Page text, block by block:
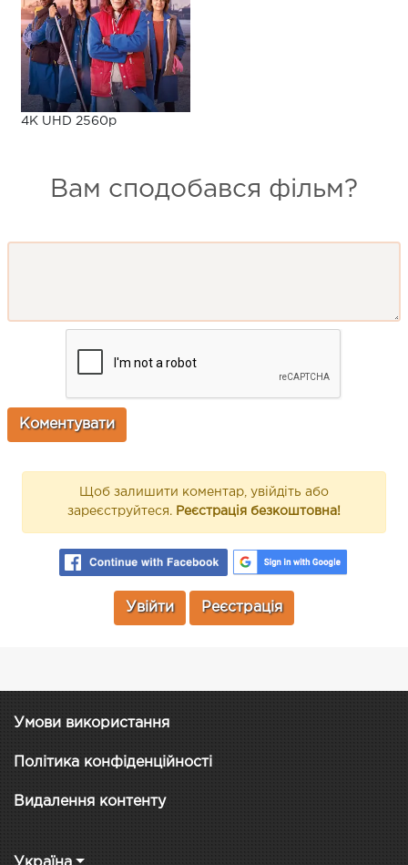
4K UHD 2560p
Вам сподобався фільм?
Щоб залишити коментар, увійдіть або
зареєструйтеся. Реєстрація безкоштовна!
Увійти Реєстрація
Умови використання
Політика конфіденційності
Видалення контенту